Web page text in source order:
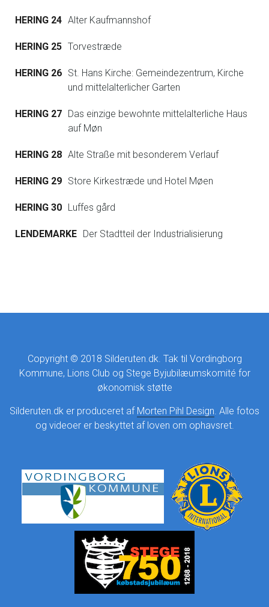
HERING 24 Alter Kaufmannshof
HERING 25 Torvestræde
HERING 26 St. Hans Kirche: Gemeindezentrum, Kirche
und mittelalterlicher Garten
HERING 27 Das einzige bewohnte mittelalterliche Haus
auf Møn
HERING 28 Alte Straße mit besonderem Verlauf
HERING 29 Store Kirkestræde und Hotel Møen
HERING 30 Luffes gård
LENDEMARKE Der Stadtteil der Industrialisierung
Copyright © 2018 Silderuten.dk. Tak til Vordingborg
Kommune, Lions Club og Stege Byjubilæumskomité for
økonomisk støtte
Silderuten.dk er produceret af Morten Pihl Design . Alle fotos
og videoer er beskyttet af loven om ophavsret.